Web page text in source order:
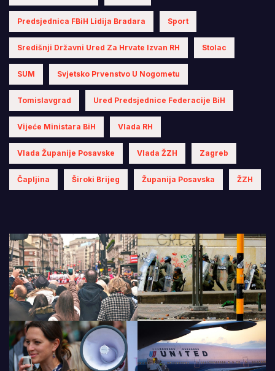
Predsjednica FBiH Lidija Bradara Sport
Središnji Državni Ured Za Hrvate Izvan RH Stolac
SUM Svjetsko Prvenstvo U Nogometu
Tomislavgrad Ured Predsjednice Federacije BiH
Vijeće Ministara BiH Vlada RH
Vlada Županije Posavske Vlada ŽZH Zagreb
Čapljina Široki Brijeg Županija Posavska ŽZH